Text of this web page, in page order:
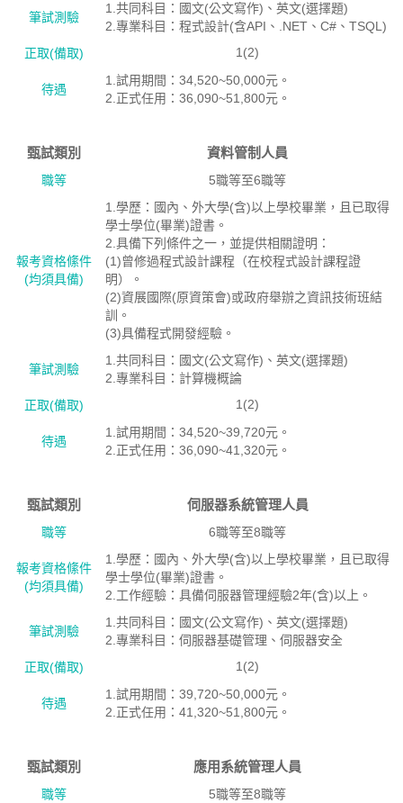
筆試測驗
1.共同科目：國文(公文寫作)、英文(選擇題)
2.專業科目：程式設計(含API、.NET、C#、TSQL)
正取(備取)
1(2)
待遇
1.試用期間：34,520~50,000元。
2.正式任用：36,090~51,800元。
甄試類別 資料管制人員
職等 5職等至6職等
報考資格絛件
(均須具備)
1.學歷：國內、外大學(含)以上學校畢業，且已取得
學士學位(畢業)證書。
2.具備下列條件之一，並提供相關證明：
(1)曾修過程式設計課程（在校程式設計課程證
明）。
(2)資展國際(原資策會)或政府舉辦之資訊技術班結
訓。
(3)具備程式開發經驗。
筆試測驗
1.共同科目：國文(公文寫作)、英文(選擇題)
2.專業科目：計算機概論
正取(備取)
1(2)
待遇
1.試用期間：34,520~39,720元。
2.正式任用：36,090~41,320元。
甄試類別 伺服器系統管理人員
職等 6職等至8職等
報考資格絛件
(均須具備)
1.學歷：國內、外大學(含)以上學校畢業，且已取得
學士學位(畢業)證書。
2.工作經驗：具備伺服器管理經驗2年(含)以上。
筆試測驗
1.共同科目：國文(公文寫作)、英文(選擇題)
2.專業科目：伺服器基礎管理、伺服器安全
正取(備取)
1(2)
待遇
1.試用期間：39,720~50,000元。
2.正式任用：41,320~51,800元。
甄試類別 應用系統管理人員
職等 5職等至8職等